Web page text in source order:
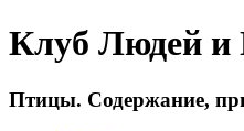
Клуб Людей
Птицы. Содержание,